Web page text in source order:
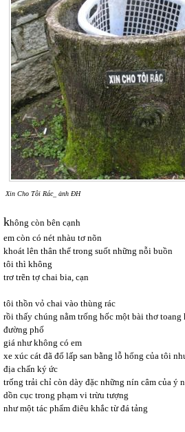
Xin Cho Tôi Rác_ ảnh ĐH
không còn bên cạnh
em còn có nét nhàu tơ nõn
khoát lên thân thể trong suốt những nỗi buồn
tôi thì không
trơ trẽn tợ chai bia, cạn
tôi thồn vỏ chai vào thùng rác
rồi thấy chúng nằm trống hốc một bài thơ
đường phố
giá như không có em
xe xúc cát đã đổ lấp san bằng lỗ hổng của tôi
địa chấn ký ức
trống trải chỉ còn dày đặc những nín câm của ý
dồn cục trong phạm vi trừu tượng
như một tác phẩm điêu khắc từ đá tảng